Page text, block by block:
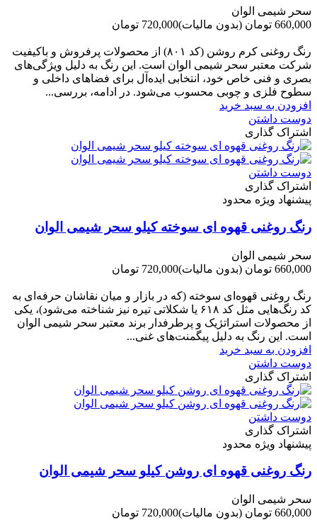
سحر شیمی الوان
660,000 تومان
(بدون مالیات)720,000 تومان
رنگ روغنی کرم روشن (کد ۸۰۱) از محصولات پرفروش و باکیفیت
شرکت‌ معتبر سحر شیمی الوان است. این رنگ به دلیل ویژگی‌های
بصری و فنی خاص خود، انتخابی ایده‌آل برای فضاهای داخلی و
سطوح فلزی و چوبی محسوب می‌شود. در ادامه، بررسی...
افزودن به سبد خرید
دوست داشتن
اشتراک گذاری
دوست داشتن
اشتراک گذاری
پیشنهاد ویژه محدود
رنگ روغنی قهوه ای سوخته کیلو سحر شیمی الوان
سحر شیمی الوان
660,000 تومان
(بدون مالیات)720,000 تومان
رنگ روغنی قهوه‌ای سوخته (که در بازار و میان نقاشان حرفه‌ای به
کد رنگ‌هایی مثل کد ۶۱۸ یا شکلاتی تیره نیز شناخته می‌شود)، یکی
از محصولات استراتژیک و پرطرفدار برند معتبر سحر شیمی الوان
است. این رنگ به دلیل پیگمنت‌های غنی...
افزودن به سبد خرید
دوست داشتن
اشتراک گذاری
دوست داشتن
اشتراک گذاری
پیشنهاد ویژه محدود
رنگ روغنی قهوه ای روشن کیلو سحر شیمی الوان
سحر شیمی الوان
660,000 تومان
(بدون مالیات)720,000 تومان